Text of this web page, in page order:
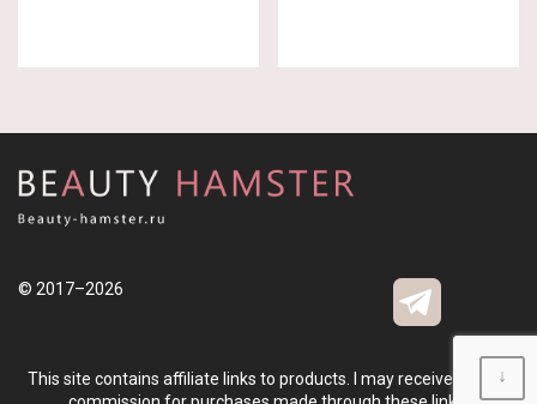
© 2017–2026
This site contains affiliate links to products. I may receive a small↓